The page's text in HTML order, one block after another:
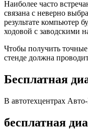
Наиболее часто
связана с неверно
результате компьютер
ходовой с заводскими
Чтобы получить точные
стенде должна
Бесплатная
В автотехцентрах
бесплатная